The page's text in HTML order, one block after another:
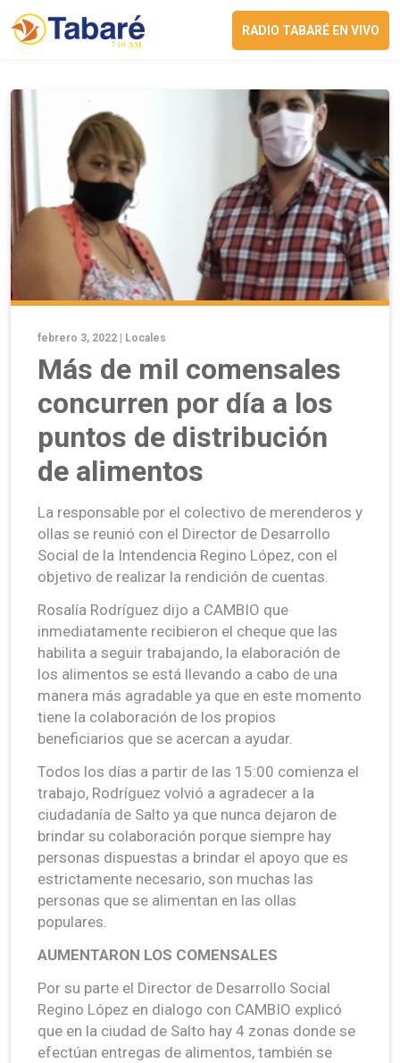
RADIO TABARÉ EN VIVO
febrero 3, 2022 | Locales
Más de mil comensales
concurren por día a los
puntos de distribución
de alimentos
La responsable por el colectivo de merenderos y
ollas se reunió con el Director de Desarrollo
Social de la Intendencia Regino López, con el
objetivo de realizar la rendición de cuentas.
Rosalía Rodríguez dijo a CAMBIO que
inmediatamente recibieron el cheque que las
habilita a seguir trabajando, la elaboración de
los alimentos se está llevando a cabo de una
manera más agradable ya que en este momento
tiene la colaboración de los propios
beneficiarios que se acercan a ayudar.
Todos los días a partir de las 15:00 comienza el
trabajo, Rodríguez volvió a agradecer a la
ciudadanía de Salto ya que nunca dejaron de
brindar su colaboración porque siempre hay
personas dispuestas a brindar el apoyo que es
estrictamente necesario, son muchas las
personas que se alimentan en las ollas
populares.
AUMENTARON LOS COMENSALES
Por su parte el Director de Desarrollo Social
Regino López en dialogo con CAMBIO explicó
que en la ciudad de Salto hay 4 zonas donde se
efectúan entregas de alimentos, también se